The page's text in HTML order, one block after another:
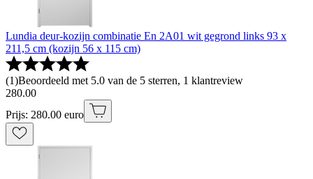
Lundia deur-kozijn combinatie En 2A01 wit gegrond links 93 x
211,5 cm (kozijn 56 x 115 cm)
(1)Beoordeeld met 5.0 van de 5 sterren, 1 klantreview
280.00
Prijs: 280.00 euro